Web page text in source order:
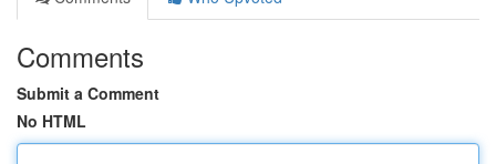
Comments
Submit a Comment
No HTML